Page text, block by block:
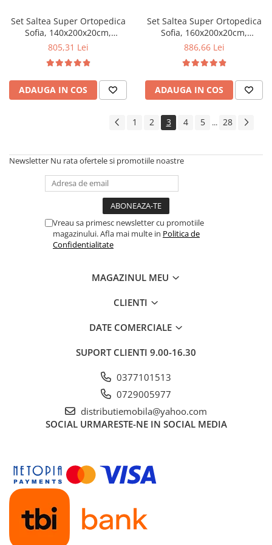
lavabila la 95°C
lavabila la 95°C
Set Saltea Super Ortopedica
Sofia, 140x200x20cm,
fermitate medie, cu plasa
sistem aerisire cu butoni,
Saltex plus pilota
hipoalergenica iarna,
microfibra, umplutura
805,31 Lei
ADAUGA IN COS
Set Saltea Super Ortopedica
Sofia, 160x200x20cm,
fermitate medie, cu plasa
sistem aerisire cu butoni,
Saltex plus pilota microfibra
iarna, matlasata, umplutura
fibre de poliester, lavabila la
95°C, 180x200cm
886,66 Lei
ADAUGA IN COS
1 2 3 4 5 ... 28
Newsletter Nu rata ofertele si promotiile noastre
Vreau sa primesc newsletter cu promotiile
magazinului. Afla mai multe in Politica de
Confidentialitate
MAGAZINUL MEU
CLIENTI
DATE COMERCIALE
SUPORT CLIENTI 9.00-16.30
0377101513
0729005977
distributiemobila@yahoo.com
SOCIAL URMARESTE-NE IN SOCIAL MEDIA